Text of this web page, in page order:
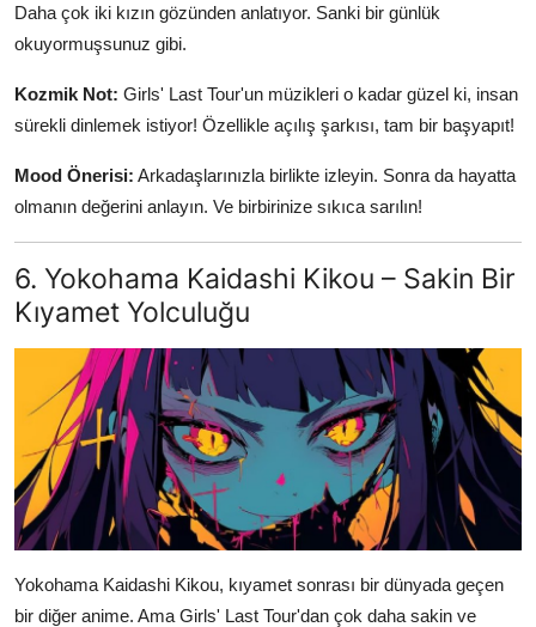
Daha çok iki kızın gözünden anlatıyor. Sanki bir günlük
okuyormuşsunuz gibi.
Kozmik Not: Girls' Last Tour'un müzikleri o kadar güzel ki, insan
sürekli dinlemek istiyor! Özellikle açılış şarkısı, tam bir başyapıt!
Mood Önerisi: Arkadaşlarınızla birlikte izleyin. Sonra da hayatta
olmanın değerini anlayın. Ve birbirinize sıkıca sarılın!
6. Yokohama Kaidashi Kikou – Sakin Bir
Kıyamet Yolculuğu
Yokohama Kaidashi Kikou, kıyamet sonrası bir dünyada geçen
bir diğer anime. Ama Girls' Last Tour'dan çok daha sakin ve